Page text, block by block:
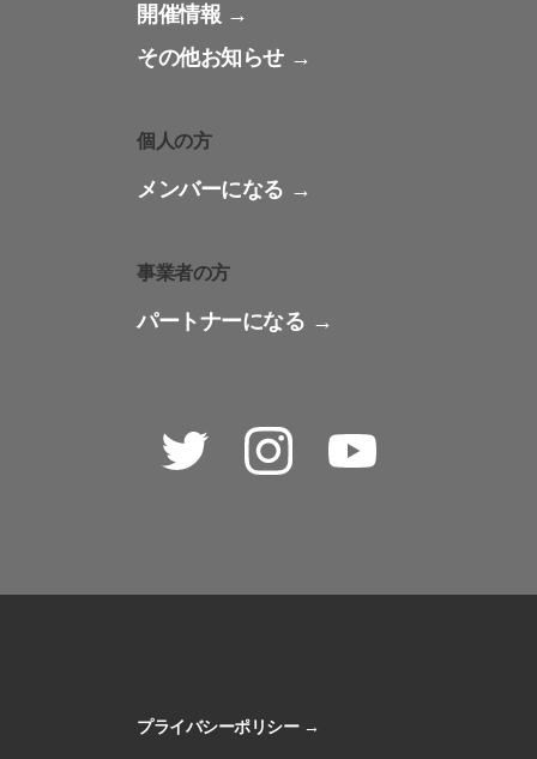
開催情報
その他お知らせ
個人の方
メンバーになる
事業者の方
パートナーになる
Twitter Instagram
プライバシーポリシー